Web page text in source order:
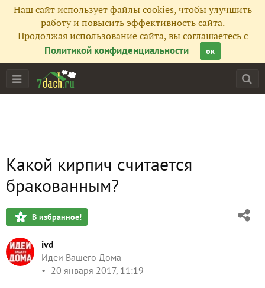
Наш сайт использует файлы cookies, чтобы улучшить
работу и повысить эффективность сайта.
Продолжая использование сайта, вы соглашаетесь с
Политикой конфиденциальности
ок
Какой кирпич считается
бракованным?
В избранное!
ivd
Идеи Вашего Дома
20 января 2017, 11:19